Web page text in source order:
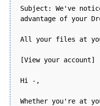
Subject: We've
advantage of your
All your files at
[View your account]
Hi -,
Whether you're at